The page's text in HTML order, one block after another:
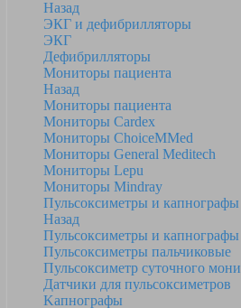
Назад
ЭКГ и дефибрилляторы
ЭКГ
Дефибрилляторы
Мониторы пациента
Назад
Мониторы пациента
Мониторы Cardex
Мониторы ChoiceMMed
Мониторы General Meditech
Мониторы Lepu
Мониторы Mindray
Пульсоксиметры и капнографы
Назад
Пульсоксиметры и капнографы
Пульсоксиметры пальчиковые
Пульсоксиметр суточного
Датчики для пульсоксиметров
Kапнографы